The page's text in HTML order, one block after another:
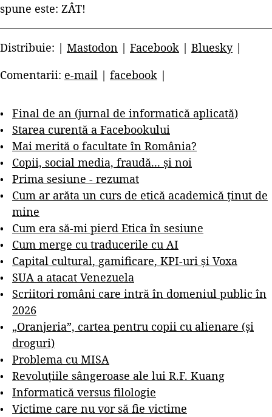
spune este: ZÂT!
Distribuie: | Mastodon | Facebook | Bluesky|
Comentarii: e-mail | facebook |
Final de an (jurnal de informatică aplicată)
Starea curentă a Facebookului
Mai merită o facultate în România?
Copii, social media, fraudă... și noi
Prima sesiune - rezumat
Cum ar arăta un curs de etică academică ținut de
mine
Cum era să-mi pierd Etica în sesiune
Cum merge cu traducerile cu AI
Capital cultural, gamificare, KPI-uri și Voxa
SUA a atacat Venezuela
Scriitori români care intră în domeniul public în
2026
„Oranjeria”, cartea pentru copii cu alienare (și
droguri)
Problema cu MISA
Revoluțiile sângeroase ale lui R.F. Kuang
Informatică versus filologie
Victime care nu vor să fie victime